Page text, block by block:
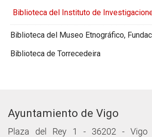
Biblioteca del Instituto de
Biblioteca del Museo Etnográfico,
Biblioteca de Torrecedeira
Ayuntamiento de Vigo
Plaza del Rey 1 - 36202 - Vigo